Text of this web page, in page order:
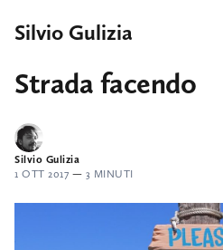
Silvio Gulizia
Strada facendo
Silvio Gulizia
1 OTT 2017 — 3 MINUTI